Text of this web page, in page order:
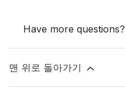
Have more questions?
맨 위로 돌아가기